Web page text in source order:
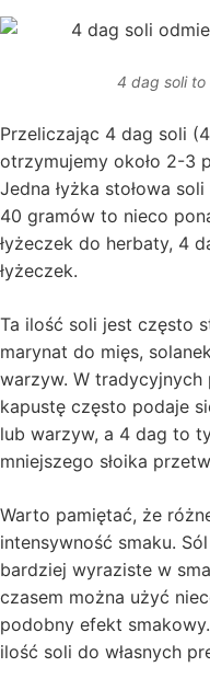
4 dag soli to
Przeliczając 4 dag soli
otrzymujemy około 2-3
Jedna łyżka stołowa
40 gramów to nieco
łyżeczek do herbaty, 4
łyżeczek.
Ta ilość soli jest często
marynat do mięs,
warzyw. W
kapustę często podaje
lub warzyw, a 4 dag to
mniejszego słoika
Warto pamiętać, że
intensywność smaku.
bardziej wyraziste w
czasem można użyć
podobny efekt
ilość soli do własnych